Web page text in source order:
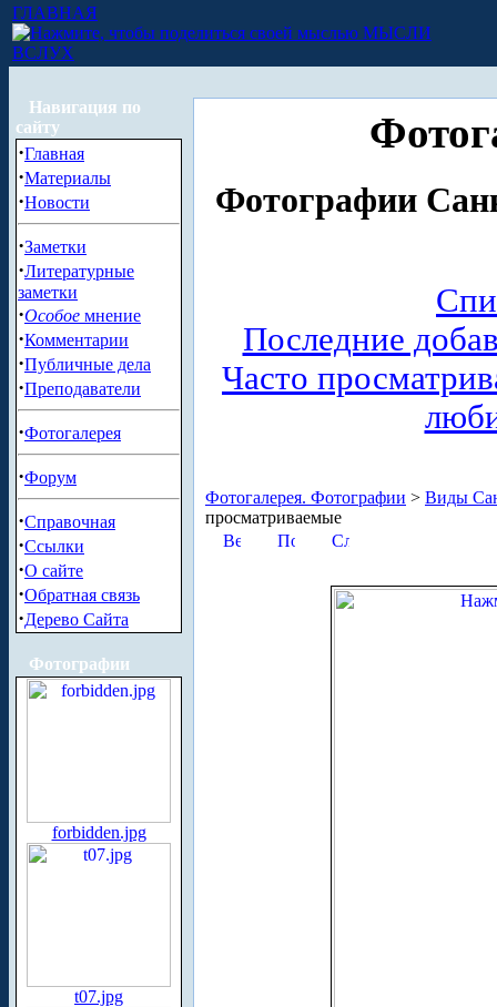
ГЛАВНАЯ
МЫСЛИ
ВСЛУХ
Навигация по
сайту
·Главная
·Материалы
·Новости
·Заметки
·Литературные
заметки
·Особое мнение
·Комментарии
·Публичные дела
·Преподаватели
·Фотогалерея
·Форум
·Справочная
·Ссылки
·О сайте
·Обратная связь
·Дерево Сайта
Фотографии
forbidden.jpg
t07.jpg
Фотографии
Последние
Часто
Фотогалерея. Фотографии > Виды
просматриваемые